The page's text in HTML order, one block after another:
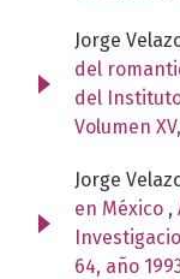
Jorge
del
del
Volumen
Jorge
en México ,
64, año